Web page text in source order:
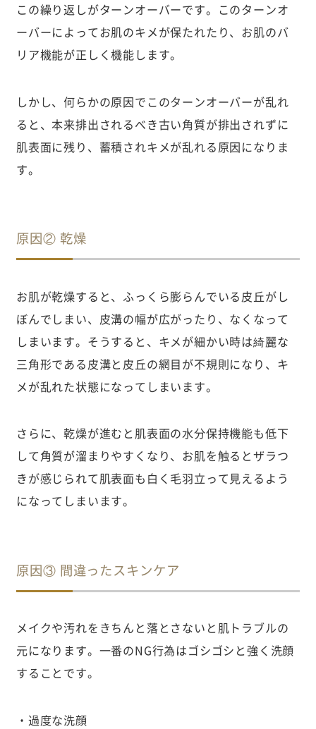
この繰り返しがターンオーバーです。このターンオ
ーバーによってお肌のキメが保たれたり、お肌のバ
リア機能が正しく機能します。
しかし、何らかの原因でこのターンオーバーが乱れ
ると、本来排出されるべき古い角質が排出されずに
肌表面に残り、蓄積されキメが乱れる原因になりま
す。
原因② 乾燥
お肌が乾燥すると、ふっくら膨らんでいる皮丘がし
ぼんでしまい、皮溝の幅が広がったり、なくなって
しまいます。そうすると、キメが細かい時は綺麗な
三角形である皮溝と皮丘の網目が不規則になり、キ
メが乱れた状態になってしまいます。
さらに、乾燥が進むと肌表面の水分保持機能も低下
して角質が溜まりやすくなり、お肌を触るとザラつ
きが感じられて肌表面も白く毛羽立って見えるよう
になってしまいます。
原因③ 間違ったスキンケア
メイクや汚れをきちんと落とさないと肌トラブルの
元になります。一番のNG行為はゴシゴシと強く洗顔
することです。
・過度な洗顔